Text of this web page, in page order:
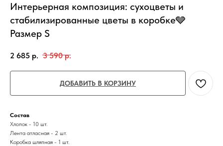
Интерьерная композиция: сухоцветы и
стабилизированные цветы в коробке🩶
Размер S
2 685 р. 3 590 р.
ДОБАВИТЬ В КОРЗИНУ
Состав
Хлопок - 10 шт.
Лента атласная - 2 шт.
Коробка шляпная - 1 шт.